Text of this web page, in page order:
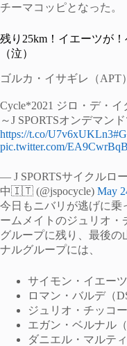
チーマコッピとなった。
残り25km！イエーツが
（泣）
ゴルカ・イサギレ（APT
Cycle*2021 ジロ・デ・
～J SPORTSオンデマン
https://t.co/U7v6xUKLn3
pic.twitter.com/
— J SPORTSサイクルロ
中🇮🇹 (@jspocycle) May
今日もニバリが逃げに乗
ームメイトのジュリオ・
グループに残り、最後
ナルグループには、
サイモン・イエー
ロマン・バルデ（
ジュリオ・チッコ
エガン・ベルナル
ダニエル・マルテ